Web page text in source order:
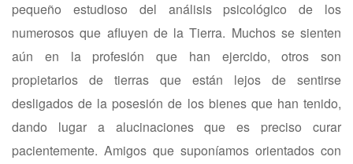
pequeño estudioso del análisis psicológico de los
numerosos que afluyen de la Tierra. Muchos se sienten
aún en la profesión que han ejercido, otros son
propietarios de tierras que están lejos de sentirse
desligados de la posesión de los bienes que han tenido,
dando lugar a alucinaciones que es preciso curar
pacientemente. Amigos que suponíamos orientados con